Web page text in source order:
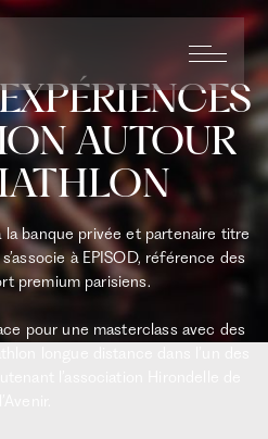
AUTOUR
la banque privée et partenaire titre
à EPISOD, référence des
premium parisiens.
pour une masterclass avec des